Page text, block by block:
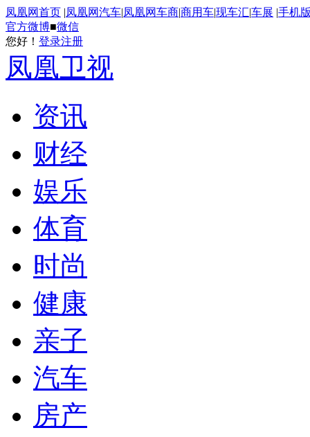
凤凰网首页 |凤凰网汽车|凤凰网车商|商用车|现车汇|车展 |手机
官方微博■微信
您好！ 登录注册
凤凰卫视
资讯
财经
娱乐
体育
时尚
健康
亲子
汽车
房产